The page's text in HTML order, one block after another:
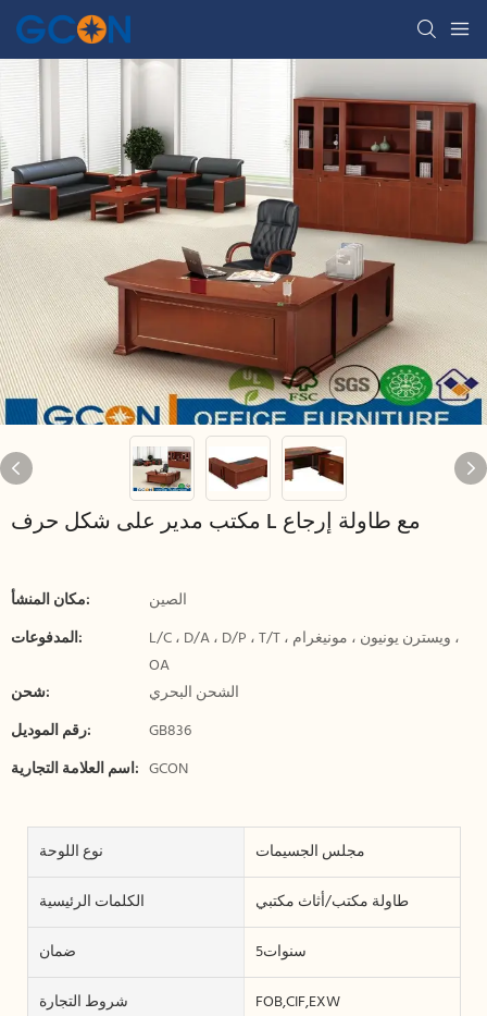
مكتب مدير على شكل حرف L مع طاولة إرجاع
مكان المنشأ:
الصين
المدفوعات:
L/C ، D/A ، D/P ، T/T ، ويسترن يونيون ، مونيغرام ،
OA
شحن:
الشحن البحري
رقم الموديل:
GB836
اسم العلامة التجارية: GCON
نوع اللوحة
مجلس الجسيمات
الكلمات الرئيسية
طاولة مكتب/أثاث مكتبي
ضمان
سنوات5
شروط التجارة
FOB,CIF,EXW